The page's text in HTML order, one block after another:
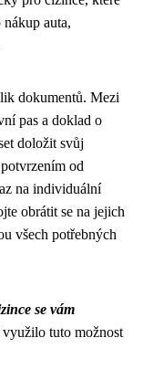
auta,
dokumentů. Mezi
pas a doklad o
doložit svůj
od
na individuální
obrátit se na jejich
všech potřebných
se vám
tuto možnost